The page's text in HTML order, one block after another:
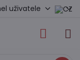
uživatele